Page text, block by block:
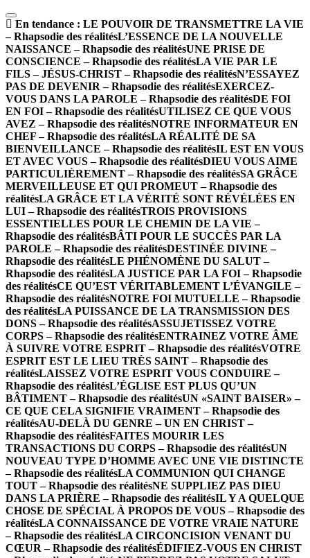
En tendance : LE POUVOIR DE TRANSMETTRE LA VIE
– Rhapsodie des réalitésL’ESSENCE DE LA NOUVELLE
NAISSANCE – Rhapsodie des réalitésUNE PRISE DE
CONSCIENCE – Rhapsodie des réalitésLA VIE PAR LE
FILS – JÉSUS-CHRIST – Rhapsodie des réalitésN’ESSAYEZ
PAS DE DEVENIR – Rhapsodie des réalitésEXERCEZ-
VOUS DANS LA PAROLE – Rhapsodie des réalitésDE FOI
EN FOI – Rhapsodie des réalitésUTILISEZ CE QUE VOUS
AVEZ – Rhapsodie des réalitésNOTRE INFORMATEUR EN
CHEF – Rhapsodie des réalitésLA RÉALITÉ DE SA
BIENVEILLANCE – Rhapsodie des réalitésIL EST EN VOUS
ET AVEC VOUS – Rhapsodie des réalitésDIEU VOUS AIME
PARTICULIÈREMENT – Rhapsodie des réalitésSA GRÂCE
MERVEILLEUSE ET QUI PROMEUT – Rhapsodie des
réalitésLA GRÂCE ET LA VÉRITÉ SONT RÉVÉLÉES EN
LUI – Rhapsodie des réalitésTROIS PROVISIONS
ESSENTIELLES POUR LE CHEMIN DE LA VIE –
Rhapsodie des réalitésBÂTI POUR LE SUCCÈS PAR LA
PAROLE – Rhapsodie des réalitésDESTINÉE DIVINE –
Rhapsodie des réalitésLE PHÉNOMÈNE DU SALUT –
Rhapsodie des réalitésLA JUSTICE PAR LA FOI – Rhapsodie
des réalitésCE QU’EST VÉRITABLEMENT L’ÉVANGILE –
Rhapsodie des réalitésNOTRE FOI MUTUELLE – Rhapsodie
des réalitésLA PUISSANCE DE LA TRANSMISSION DES
DONS – Rhapsodie des réalitésASSUJETISSEZ VOTRE
CORPS – Rhapsodie des réalitésENTRAINEZ VOTRE ÂME
À SUIVRE VOTRE ESPRIT – Rhapsodie des réalitésVOTRE
ESPRIT EST LE LIEU TRÈS SAINT – Rhapsodie des
réalitésLAISSEZ VOTRE ESPRIT VOUS CONDUIRE –
Rhapsodie des réalitésL’ÉGLISE EST PLUS QU’UN
BÂTIMENT – Rhapsodie des réalitésUN «SAINT BAISER» –
CE QUE CELA SIGNIFIE VRAIMENT – Rhapsodie des
réalitésAU-DELÀ DU GENRE – UN EN CHRIST –
Rhapsodie des réalitésFAITES MOURIR LES
TRANSACTIONS DU CORPS – Rhapsodie des réalitésUN
NOUVEAU TYPE D’HOMME AVEC UNE VIE DISTINCTE
– Rhapsodie des réalitésLA COMMUNION QUI CHANGE
TOUT – Rhapsodie des réalitésNE SUPPLIEZ PAS DIEU
DANS LA PRIÈRE – Rhapsodie des réalitésIL Y A QUELQUE
CHOSE DE SPÉCIAL À PROPOS DE VOUS – Rhapsodie des
réalitésLA CONNAISSANCE DE VOTRE VRAIE NATURE
– Rhapsodie des réalitésLA CIRCONCISION VENANT DU
CŒUR – Rhapsodie des réalitésÉDIFIEZ-VOUS EN CHRIST